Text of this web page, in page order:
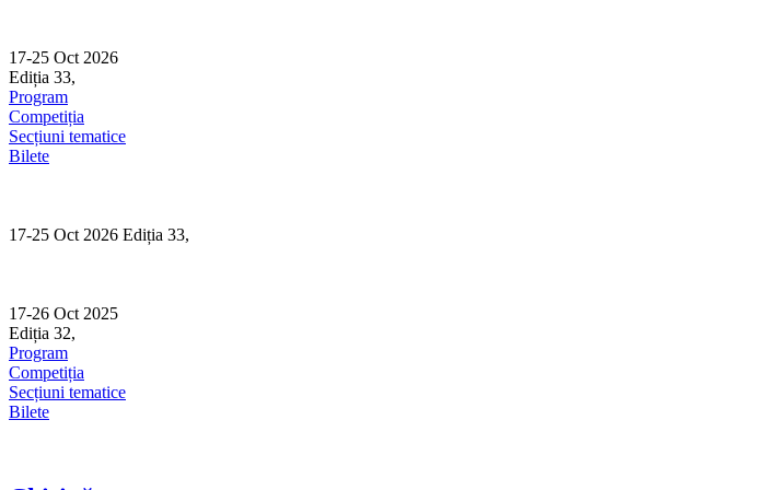
content
17-25 Oct 2026
Ediția 33,
Program
Competiția
Secțiuni tematice
Bilete
17-25 Oct 2026 Ediția 33,
17-26 Oct 2025
Ediția 32,
Program
Competiția
Secțiuni tematice
Bilete